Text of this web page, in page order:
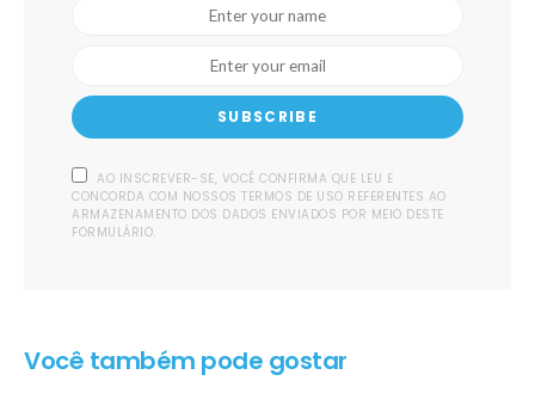
SUBSCRIBE
AO INSCREVER-SE, VOCÊ CONFIRMA QUE LEU E
CONCORDA COM NOSSOS TERMOS DE USO REFERENTES AO
ARMAZENAMENTO DOS DADOS ENVIADOS POR MEIO DESTE
FORMULÁRIO.
Você também pode gostar